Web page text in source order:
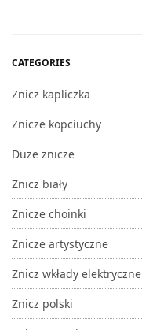
CATEGORIES
Znicz kapliczka
Znicze kopciuchy
Duże znicze
Znicz biały
Znicze choinki
Znicze artystyczne
Znicz wkłady elektryczne
Znicz polski